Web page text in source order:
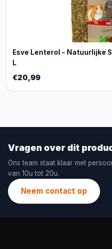
Esve Lenterol - Natuurlijke
L
€20,99
Vragen over dit
Ons team staat klaar met
van 10u tot 20u.
Neem contact op